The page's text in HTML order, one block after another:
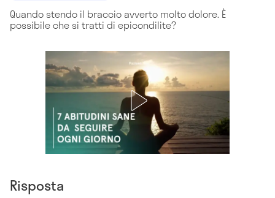
Quando stendo il braccio avverto molto dolore. È
possibile che si tratti di epicondilite?
Risposta